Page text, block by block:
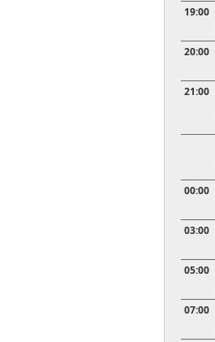
19:00
20:00
21:00
00:00
03:00
05:00
07:00